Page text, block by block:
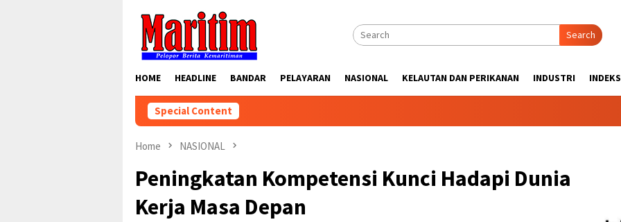
content
Search
HOME HEADLINE BANDAR PELAYARAN NASIONAL KELAUTAN DAN PERIKANAN INDUSTRI INDEKS
Special Content
Home NASIONAL
Peningkatan Kompetensi Kunci Hadapi Dunia
Kerja Masa Depan